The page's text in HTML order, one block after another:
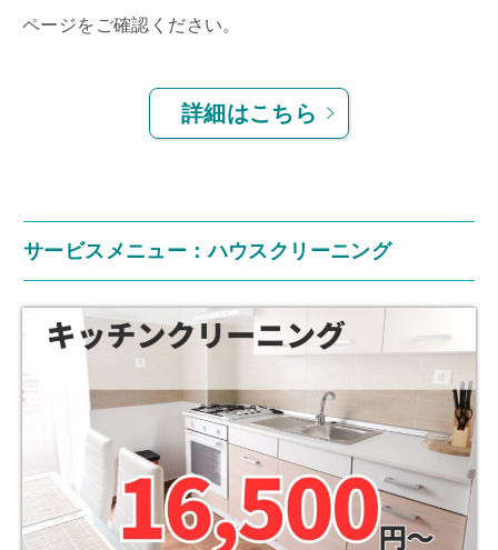
ページをご確認ください。
詳細はこちら
サービスメニュー：ハウスクリーニング